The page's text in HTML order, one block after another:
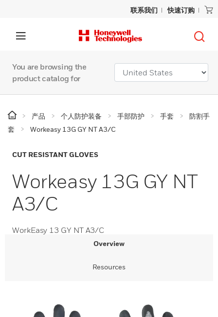
联系我们 快速订购
You are browsing the
product catalog for
产品 个人防护装备 手部防护 手套
防割手
套
Workeasy 13G GY NT A3/C
CUT RESISTANT GLOVES
Workeasy 13G GY NT
A3/C
WorkEasy 13 GY NT A3/C
Overview
Resources